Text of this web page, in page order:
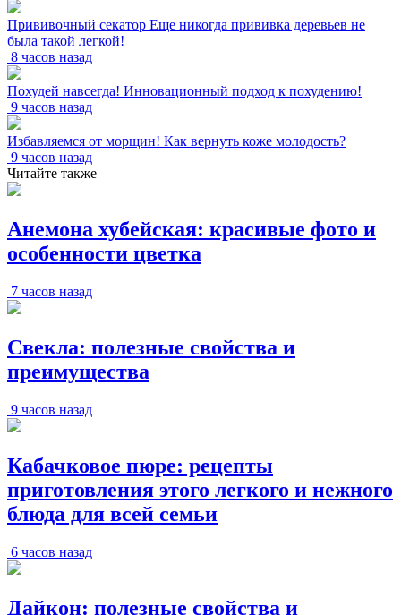
Прививочный секатор Еще никогда прививка деревьев не
была такой легкой!
8 часов назад
Похудей навсегда! Инновационный подход к похудению!
9 часов назад
Избавляемся от морщин! Как вернуть коже молодость?
9 часов назад
Читайте также
Анемона хубейская: красивые фото и
особенности цветка
7 часов назад
Свекла: полезные свойства и
преимущества
9 часов назад
Кабачковое пюре: рецепты
приготовления этого легкого и нежного
блюда для всей семьи
6 часов назад
Дайкон: полезные свойства и